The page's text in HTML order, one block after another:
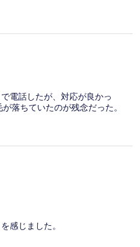
電話したが、対応が良かっ
落ちていたのが残念だった。
感じました。